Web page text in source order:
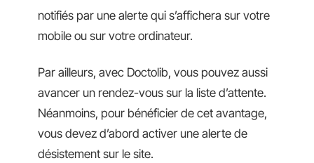
notifiés par une alerte qui s’affichera sur votre
mobile ou sur votre ordinateur.
Par ailleurs, avec Doctolib, vous pouvez aussi
avancer un rendez-vous sur la liste d’attente.
Néanmoins, pour bénéficier de cet avantage,
vous devez d’abord activer une alerte de
désistement sur le site.